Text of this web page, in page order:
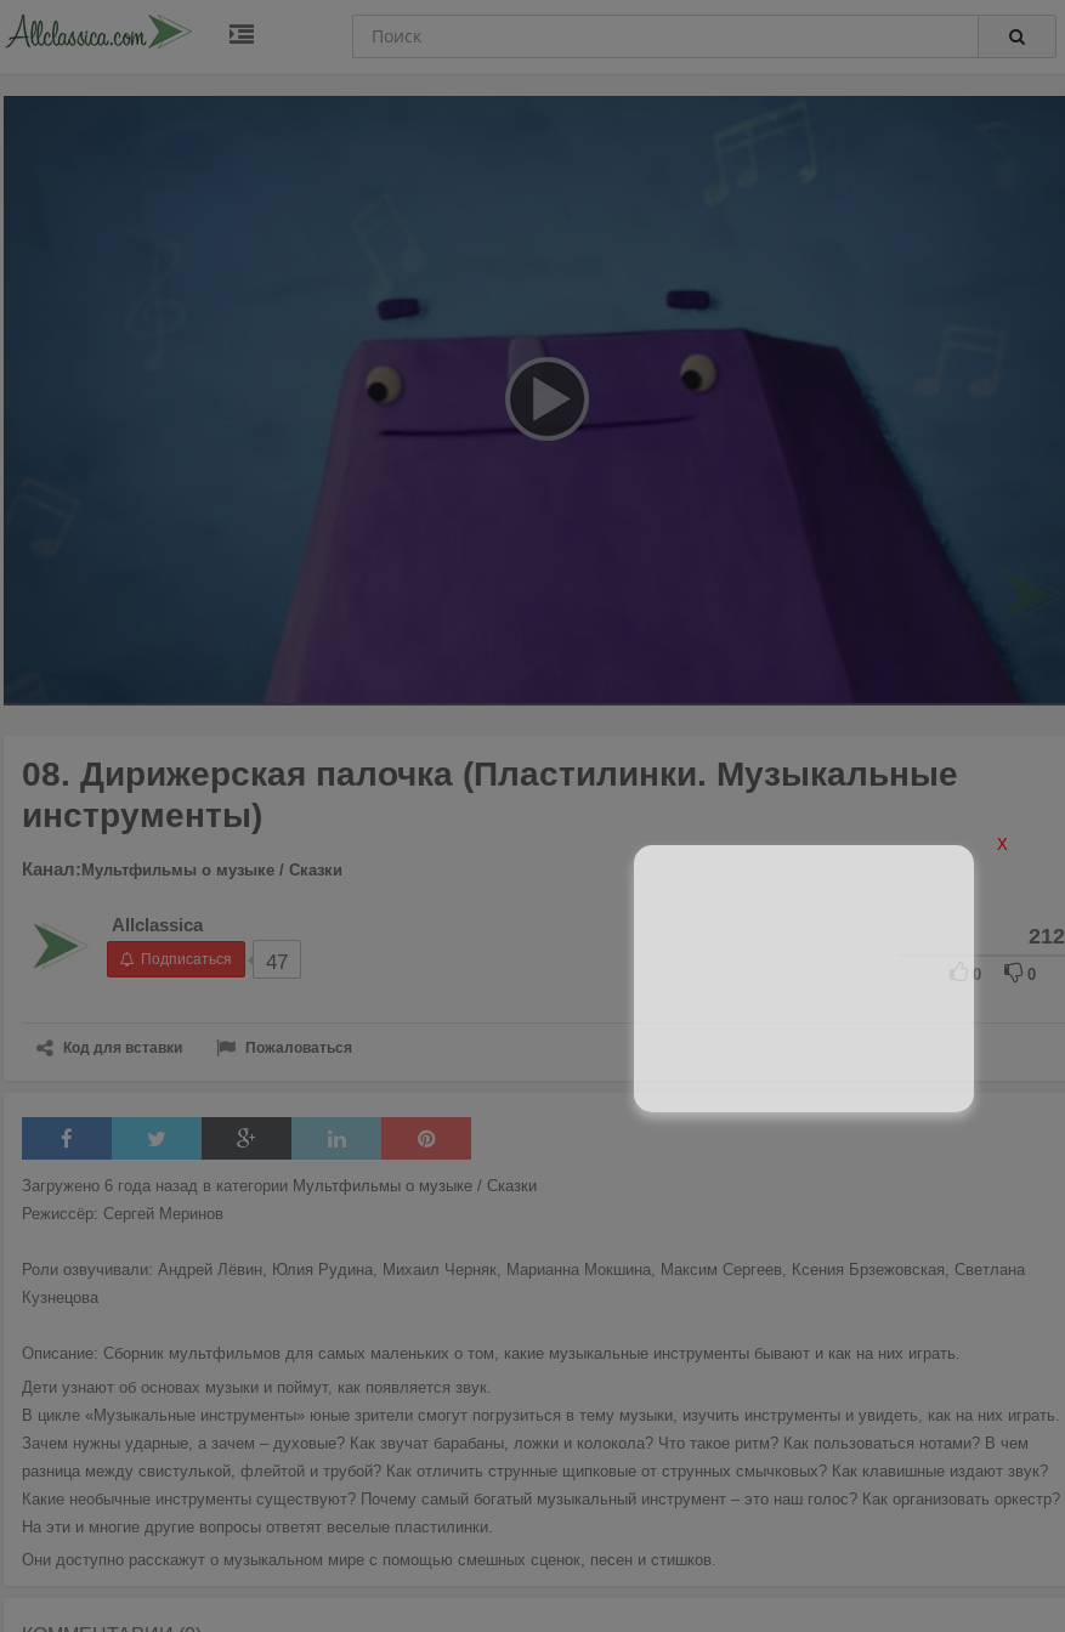
08. Дирижерская палочка (Пластилинки. Музыкальные
инструменты)
Канал: Мультфильмы о музыке / Сказки
Allclassica
Подписаться 47
212
0 0
Код для вставки Пожаловаться
Загружено 6 года назад в категории Мультфильмы о музыке / Сказки
Режиссёр: Сергей Меринов
Роли озвучивали: Андрей Лёвин, Юлия Рудина, Михаил Черняк, Марианна Мокшина, Максим Сергеев, Ксения Брзежовская, Светлана
Кузнецова
Описание: Сборник мультфильмов для самых маленьких о том, какие музыкальные инструменты бывают и как на них играть.
Дети узнают об основах музыки и поймут, как появляется звук.
В цикле «Музыкальные инструменты» юные зрители смогут погрузиться в тему музыки, изучить инструменты и увидеть, как на них играть.
Зачем нужны ударные, а зачем – духовые? Как звучат барабаны, ложки и колокола? Что такое ритм? Как пользоваться нотами? В чем
разница между свистулькой, флейтой и трубой? Как отличить струнные щипковые от струнных смычковых? Как клавишные издают звук?
Какие необычные инструменты существуют? Почему самый богатый музыкальный инструмент – это наш голос? Как организовать оркестр?
На эти и многие другие вопросы ответят веселые пластилинки.
Они доступно расскажут о музыкальном мире с помощью смешных сценок, песен и стишков.
X